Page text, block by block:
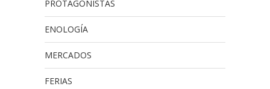
PROTAGONISTAS
ENOLOGÍA
MERCADOS
FERIAS